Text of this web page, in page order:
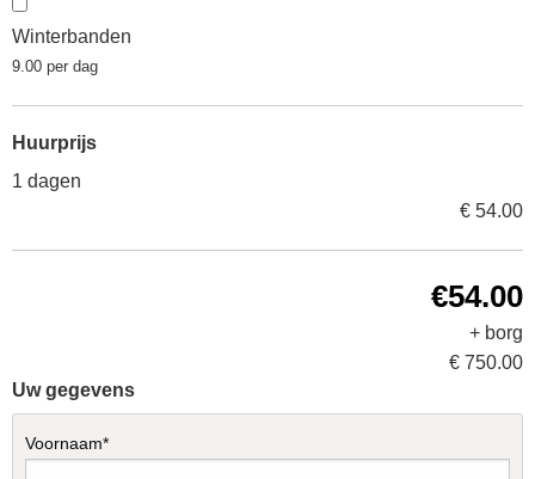
Winterbanden
9.00 per dag
Huurprijs
1 dagen
€ 54.00
€54.00
+ borg
€ 750.00
Uw gegevens
Voornaam*